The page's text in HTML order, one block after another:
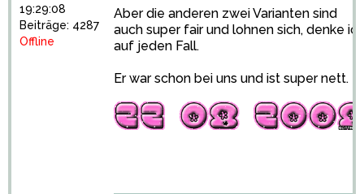
19:29:08
Beiträge: 4287
Offline
Aber die anderen zwei Varianten sind
auch super fair und lohnen sich, denke
auf jeden Fall.
Er war schon bei uns und ist super nett.